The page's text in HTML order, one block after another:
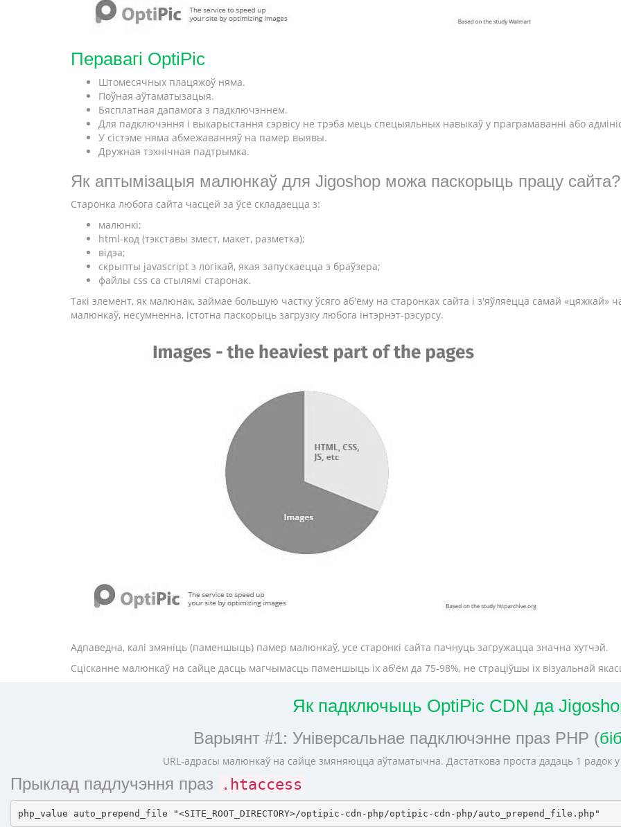
Перавагі OptiPic
Штомесячных плацяжоў няма.
Поўная аўтаматызацыя.
Бясплатная дапамога з падключэннем.
Для падключэння і выкарыстання сэрвісу не трэба мець спецыяльных навыкаў у праграмаванні або
У сістэме няма абмежаванняў на памер выявы.
Дружная тэхнічная падтрымка.
Як аптымізацыя малюнкаў для Jigoshop можа паскорыць працу сайта?
Старонка любога сайта часцей за ўсё складаецца з:
малюнкі;
html-код (тэкставы змест, макет, разметка);
відэа;
скрыпты javascript з логікай, якая запускаецца з браўзера;
файлы css са стылямі старонак.
Такі элемент, як малюнак, займае большую частку ўсяго аб'ёму на старонках сайта і з'яўляецца самай
малюнкаў, несумненна, істотна паскорыць загрузку любога інтэрнэт-рэсурсу.
Адпаведна, калі змяніць (паменшыць) памер малюнкаў, усе старонкі сайта пачнуць загружацца значна хутчэй.
Сцісканне малюнкаў на сайце дасць магчымасць паменшыць іх аб'ём да 75-98%, не страціўшы іх візуальнай
Як падключыць OptiPic CDN да
Варыянт #1: Універсальнае падключэнне праз PHP (
URL-адрасы малюнкаў на сайце змяняюцца аўтаматычна. Дастаткова проста дадаць 1 радок
Прыклад падлучэння праз .htaccess